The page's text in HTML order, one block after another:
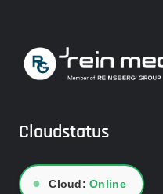
Cloudstatus
● Cloud:Online